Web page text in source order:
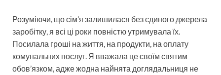
Розуміючи, що сім’я залишилася без єдиного джерела
заробітку, я всі ці роки повністю утримувала їх.
Посилала гроші на життя, на продукти, на оплату
комунальних послуг. Я вважала це своїм святим
обов’язком, адже жодна найнята доглядальниця не